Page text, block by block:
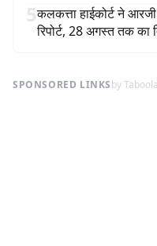
5कलकत्ता हाईकोर्ट ने
रिपोर्ट, 28 अगस्त तक का
SPONSORED LINKSby Taboola